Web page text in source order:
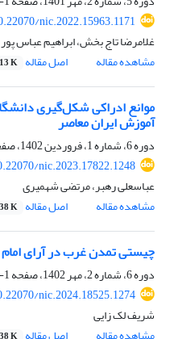
nic.2022.15963.1171
غلامرضا تاج بخش، ابراهیم عباس پور
مشاهده مقاله
اصل مقاله K
موانع ادراکی شکل‌گیری
آموزش ایران معاصر
دوره 6، شماره 1، فروردین 1402، صفحه
nic.2023.17822.1248
عباسعلی رهبر، مرتضی شهمیری
مشاهده مقاله
اصل مقاله K
چیستی تمدن غرب در آرای
دوره 6، شماره 2، مهر 1402، صفحه
1-24
nic.2024.18525.1274
شریف لک زایی